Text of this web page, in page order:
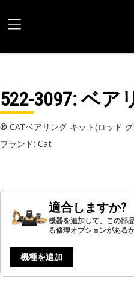
522-3097: ベア
® CATベアリング キット(ロッド
ブランド: Cat
適合しますか?
機器を追加して、この部
る修理オプションがある
機種を追加